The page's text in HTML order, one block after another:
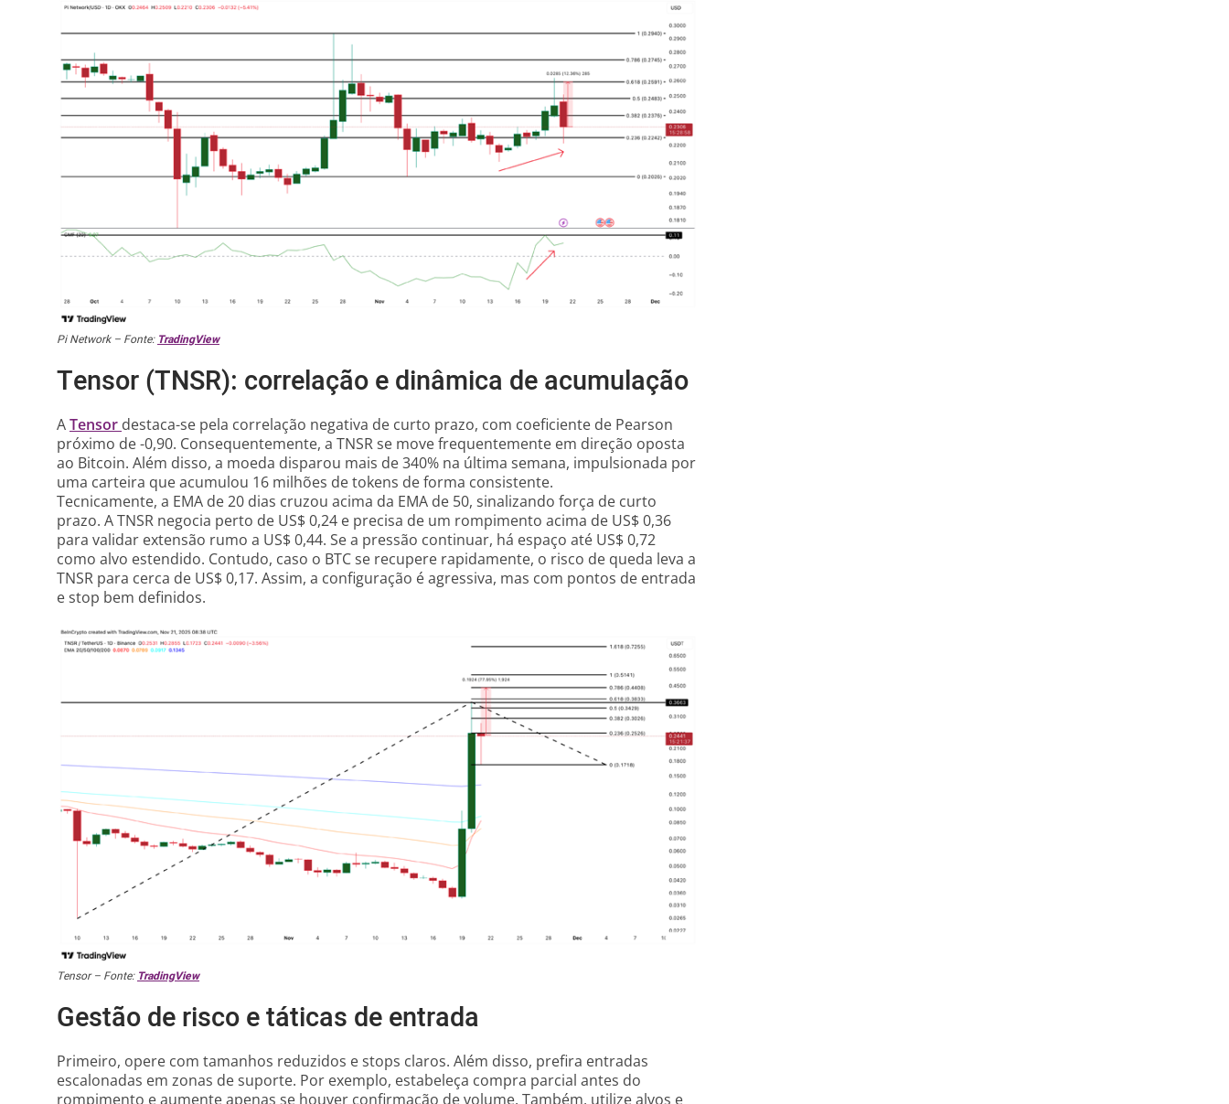
Pi Network – Fonte: TradingView
Tensor (TNSR): correlação e dinâmica de acumulação
ATensor destaca-se pela correlação negativa de curto prazo, com coeficiente de Pearson
próximo de -0,90. Consequentemente, a TNSR se move frequentemente em direção oposta
ao Bitcoin. Além disso, a moeda disparou mais de 340% na última semana, impulsionada por
uma carteira que acumulou 16 milhões de tokens de forma consistente.
Tecnicamente, a EMA de 20 dias cruzou acima da EMA de 50, sinalizando força de curto
prazo. A TNSR negocia perto de US$ 0,24 e precisa de um rompimento acima de US$ 0,36
para validar extensão rumo a US$ 0,44. Se a pressão continuar, há espaço até US$ 0,72
como alvo estendido. Contudo, caso o BTC se recupere rapidamente, o risco de queda leva a
TNSR para cerca de US$ 0,17. Assim, a configuração é agressiva, mas com pontos de entrada
e stop bem definidos.
Tensor – Fonte: TradingView
Gestão de risco e táticas de entrada
Primeiro, opere com tamanhos reduzidos e stops claros. Além disso, prefira entradas
escalonadas em zonas de suporte. Por exemplo, estabeleça compra parcial antes do
rompimento e aumente apenas se houver confirmação de volume. Também, utilize alvos e